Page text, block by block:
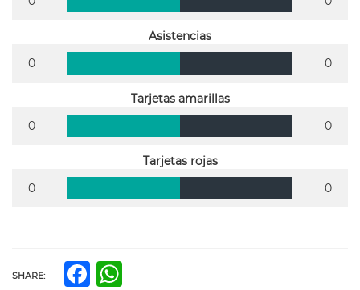
Asistencias
0
0
Tarjetas amarillas
0
0
Tarjetas rojas
0
0
SHARE: Facebook